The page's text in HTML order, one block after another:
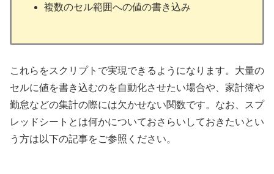
複数のセル範囲への値の書き込み
これらをスクリプトで実現できるようになります。大量の
セルに値を書き込むのを自動化させたい場合や、家計簿や
勤怠などの集計の際には欠かせない関数です。なお、スプ
レッドシートとは何かについておさらいしておきたいとい
う方は以下の記事をご参照ください。